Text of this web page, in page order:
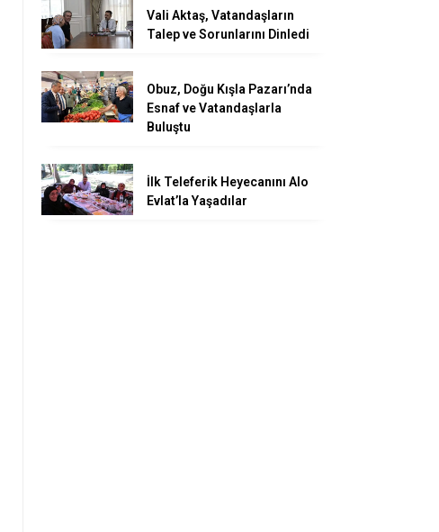
Vali Aktaş, Vatandaşların
Talep ve Sorunlarını Dinledi
Obuz, Doğu Kışla Pazarı’nda
Esnaf ve Vatandaşlarla
Buluştu
İlk Teleferik Heyecanını Alo
Evlat’la Yaşadılar